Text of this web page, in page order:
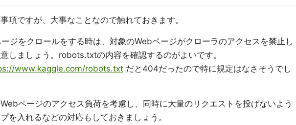
項ですが、大事なことなので触れておきます。
ジをクロールをする時は、対象のWebページがクローラのアクセスを禁止し
しましょう。robots.txtの内容を確認するのがよいです。
www.kaggle.com/robots.txt だと404だったので特に規定はなさそうでし
ページのアクセス負荷を考慮し、同時に大量のリクエストを投げないよう
を入れるなどの対応もしておきましょう。